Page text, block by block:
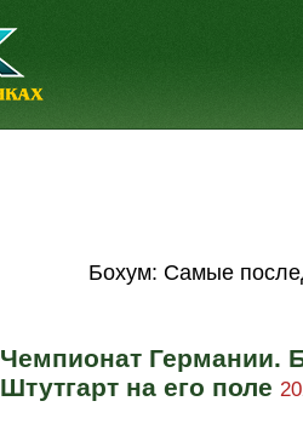
Бохум: Самые
Чемпионат Германии.
Штутгарт на его поле